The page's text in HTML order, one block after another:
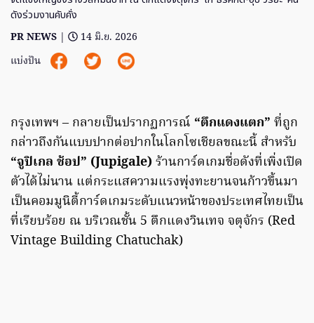
ดังร่วมงานคับคั่ง
PR NEWS |
14 มิ.ย. 2026
แบ่งปัน
กรุงเทพฯ – กลายเป็นปรากฏการณ์ “ตึกแดงแตก” ที่ถูก
กล่าวถึงกันแบบปากต่อปากในโลกโซเชียลขณะนี้ สำหรับ
“จูปิเกล ช้อป” (Jupigale)ร้านการ์ดเกมชื่อดังที่เพิ่งเปิด
ตัวได้ไม่นาน แต่กระแสความแรงพุ่งทะยานจนก้าวขึ้นมา
เป็นคอมมูนิตี้การ์ดเกมระดับแนวหน้าของประเทศไทยเป็น
ที่เรียบร้อย ณ บริเวณชั้น 5 ตึกแดงวินเทจ จตุจักร (Red
Vintage Building Chatuchak)